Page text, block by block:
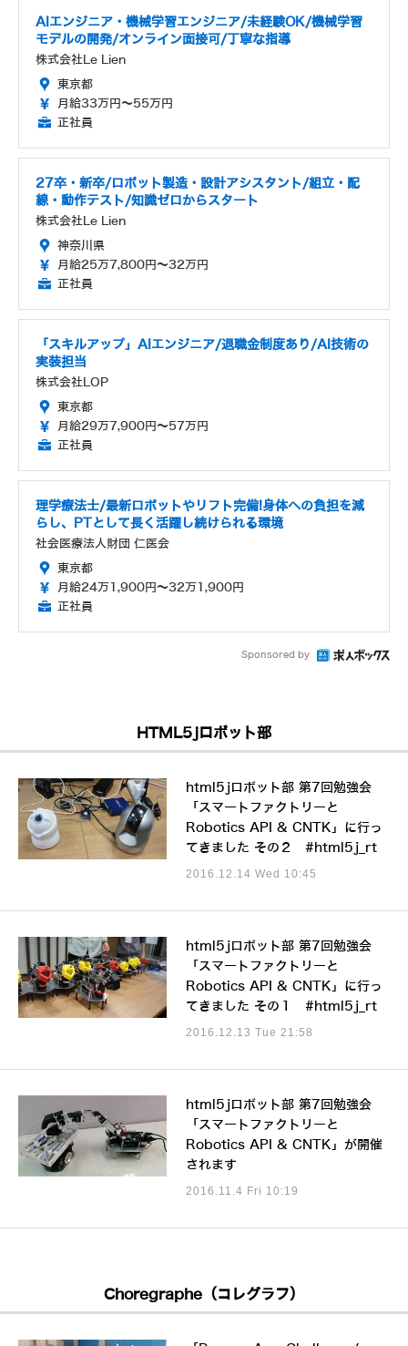
AIエンジニア・機械学習エンジニア/未経験OK/機械学習
モデルの開発/オンライン面接可/丁寧な指導
株式会社Le Lien
東京都
月給33万円～55万円
正社員
27卒・新卒/ロボット製造・設計アシスタント/組立・配
線・動作テスト/知識ゼロからスタート
株式会社Le Lien
神奈川県
月給25万7,800円～32万円
正社員
「スキルアップ」AIエンジニア/退職金制度あり/AI技術の
実装担当
株式会社LOP
東京都
月給29万7,900円～57万円
正社員
理学療法士/最新ロボットやリフト完備!身体への負担を減
らし、PTとして長く活躍し続けられる環境
社会医療法人財団 仁医会
東京都
月給24万1,900円～32万1,900円
正社員
Sponsored by
HTML5jロボット部
html5jロボット部 第7回勉強会
「スマートファクトリーと
Robotics API & CNTK」に行っ
てきました その２ #html5j_rt
2016.12.14 Wed 10:45
html5jロボット部 第7回勉強会
「スマートファクトリーと
Robotics API & CNTK」に行っ
てきました その１ #html5j_rt
2016.12.13 Tue 21:58
html5jロボット部 第7回勉強会
「スマートファクトリーと
Robotics API & CNTK」が開催
されます
2016.11.4 Fri 10:19
Choregraphe（コレグラフ）